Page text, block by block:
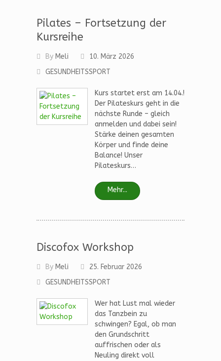
Pilates – Fortsetzung der
Kursreihe
By Meli
10. März 2026
GESUNDHEITSSPORT
Kurs startet erst am 14.04.!
Der Pilateskurs geht in die
nächste Runde – gleich
anmelden und dabei sein!
Stärke deinen gesamten
Körper und finde deine
Balance! Unser
Pilateskurs…
Mehr...
Discofox Workshop
By Meli
25. Februar 2026
GESUNDHEITSSPORT
Wer hat Lust mal wieder
das Tanzbein zu
schwingen? Egal, ob man
den Grundschritt
auffrischen oder als
Neuling direkt voll